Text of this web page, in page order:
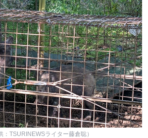
TSURINEWSライター藤倉聡）